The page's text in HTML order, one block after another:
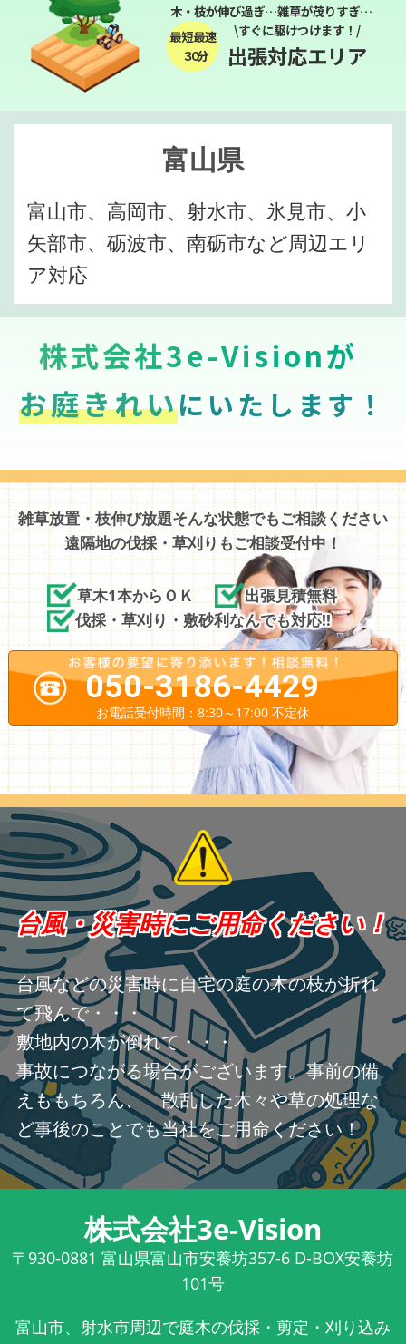
木・枝が伸び過ぎ…雑草が茂りすぎ…
最短最速
３０分
\すぐに駆けつけます！/
出張対応エリア
富山県
富山市、高岡市、射水市、氷見市、小
矢部市、砺波市、南砺市など周辺エリ
ア対応
株式会社3e-Visionが
お庭きれいにいたします！
雑草放置・枝伸び放題そんな状態でもご相談ください
遠隔地の伐採・草刈りもご相談受付中！
草木1本からＯＫ
出張見積無料
伐採・草刈り・敷砂利なんでも対応!!
050-3186-4429
お電話受付時間：8:30～17:00 不定休
台風・災害時にご用命ください！
台風などの災害時に自宅の庭の木の枝が折れ
て飛んで・・・
敷地内の木が倒れて・・・
事故につながる場合がございます。事前の備
えももちろん、 散乱した木々や草の処理な
ど事後のことでも当社をご用命ください！
株式会社3e-Vision
〒930-0881 富山県富山市安養坊357-6 D-BOX安養坊
101号
富山市、射水市周辺で庭木の伐採・剪定・刈り込み